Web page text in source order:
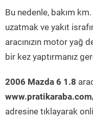
Bu nedenle, bakım
uzatmak ve yakıt
aracınızın motor yağ
bir kez yaptırmanız
2006 Mazda 6 1.8
adresine tıklayarak